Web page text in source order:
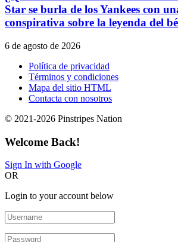
Star se burla de los Yankees con
conspirativa sobre la leyenda del
6 de agosto de 2026
Política de privacidad
Términos y condiciones
Mapa del sitio HTML
Contacta con nosotros
© 2021-2026 Pinstripes Nation
Welcome Back!
Sign In with Google
OR
Login to your account below